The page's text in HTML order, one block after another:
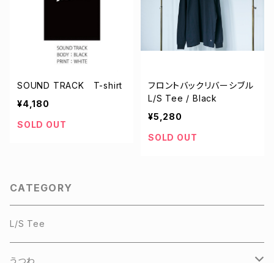
SOUND TRACK T-shirt
¥4,180
SOLD OUT
フロントバックリバーシブル
L/S Tee / Black
¥5,280
SOLD OUT
CATEGORY
L/S Tee
うつわ